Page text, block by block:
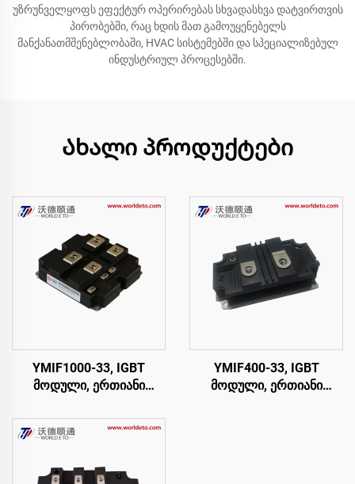
უზრუნველყოფს ეფექტურ ოპერირებას სხვადასხვა დატვირთვის
პირობებში, რაც ხდის მათ გამოუყენებელს
მანქანათმშენებლობაში, HVAC სისტემებში და სპეციალიზებულ
ინდუსტრიულ პროცესებში.
Ახალი პროდუქტები
YMIF1000-33, IGBT
მოდული, ერთიანი
CRRC
YMIF400-33, IGBT
მოდული, ერთიანი